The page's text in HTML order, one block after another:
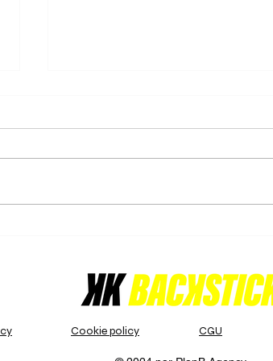
Nat. 3 B!
beslissende prestaties geleverd
Cookie policy CGU